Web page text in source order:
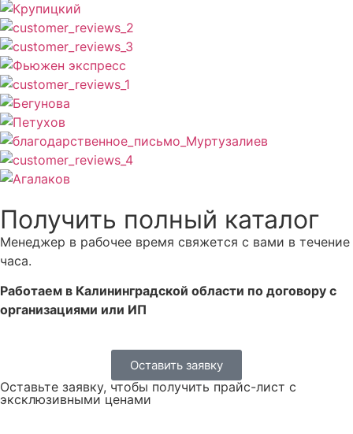
Получить полный каталог
Менеджер в рабочее время свяжется с вами в течение
часа.
Работаем в Калининградской области по договору с
организациями или ИП
Оставить заявку
Оставьте заявку, чтобы получить прайс-лист с
эксклюзивными ценами